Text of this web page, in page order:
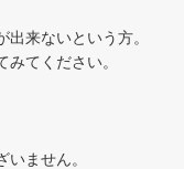
来ないという方。
てください。
ません。